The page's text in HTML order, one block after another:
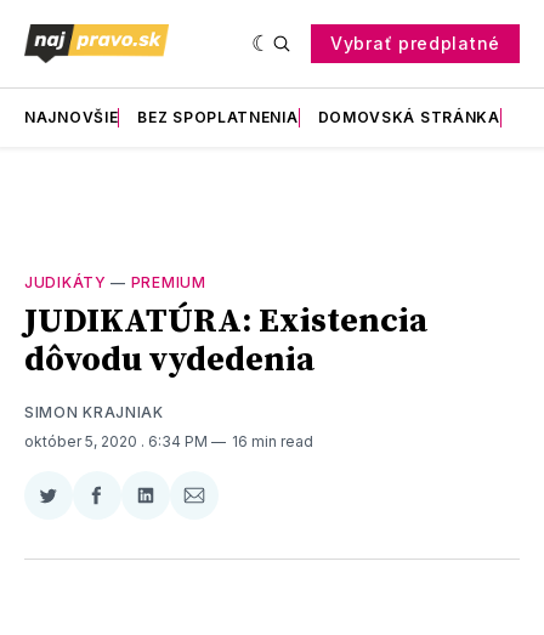
Vybrať predplatné
NAJNOVŠIE BEZ SPOPLATNENIA DOMOVSKÁ STRÁNKA
JUDIKÁTY — PREMIUM
JUDIKATÚRA: Existencia
dôvodu vydedenia
SIMON KRAJNIAK
október 5, 2020 . 6:34 PM 16 min read
Zdieľať
Twitter
Zdieľať
Facebooku
Zdieľať
LinkedIne
Zdieľať
E-